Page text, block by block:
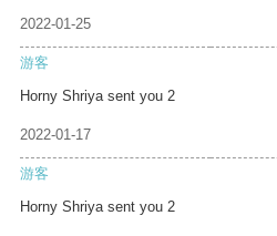
2022-01-25
游客
Horny Shriya sent you 2
2022-01-17
游客
Horny Shriya sent you 2